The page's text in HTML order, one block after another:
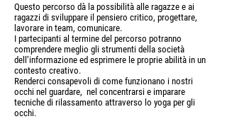
Questo percorso dà la possibilità alle ragazze e ai
ragazzi di sviluppare il pensiero critico, progettare,
lavorare in team, comunicare.
I partecipanti al termine del percorso potranno
comprendere meglio gli strumenti della società
dell’informazione ed esprimere le proprie abilità in un
contesto creativo.
Renderci consapevoli di come funzionano i nostri
occhi nel guardare, nel concentrarsi e imparare
tecniche di rilassamento attraverso lo yoga per gli
occhi.